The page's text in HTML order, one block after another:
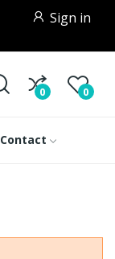
Sign in
0 0
Contact